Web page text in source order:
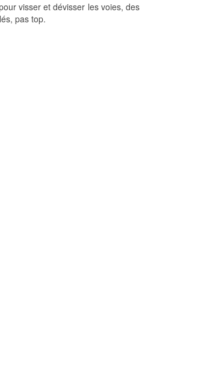
visser et dévisser les voies, des
pas top.